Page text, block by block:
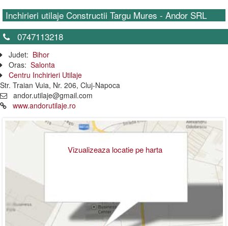
Inchirieri utilaje Constructii Targu Mures - Andor SRL
0747113218
Judet: Bihor
Oras: Salonta
Centru Inchirieri Utilaje
Str. Traian Vuia, Nr. 206, Cluj-Napoca
andor.utilaje@gmail.com
www.andorutilaje.ro
Vizualizeaza locatie pe harta